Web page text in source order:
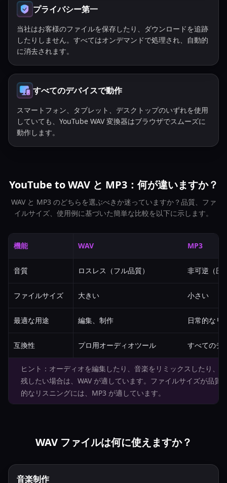
プライバシー第一
当社はお客様のファイルを保存したり、ダウンロードを追跡
したりしません。すべてはオンデマンドで処理され、自動的
に消去されます。
すべてのデバイスで動作
スマートフォン、タブレット、デスクトップのいずれを使用
していても、YouTube WAV 変換器はブラウザでスムーズに
動作します。
YouTube to WAV と MP3：何が違いますか？
WAV と MP3 のどちらを選ぶべきか迷っていますか？品質、ファ
イルサイズ、使用例に基づいた簡単な比較を以下に示します。
機能 WAV MP3
音質 ロスレス（フル品質） 非可逆（圧
ファイルサイズ 大きい 小さい
最適な用途 編集、制作 日常的なリ
互換性 プロ用オーディオツール すべてのデ
ヒント：オーディオを編集したり、音楽をリミックスしたり、
残したい場合は、WAV が適しています。ファイルサイズが品質
的なリスニングには、MP3 が適しています。
WAV ファイルは何に使えますか？
音楽制作